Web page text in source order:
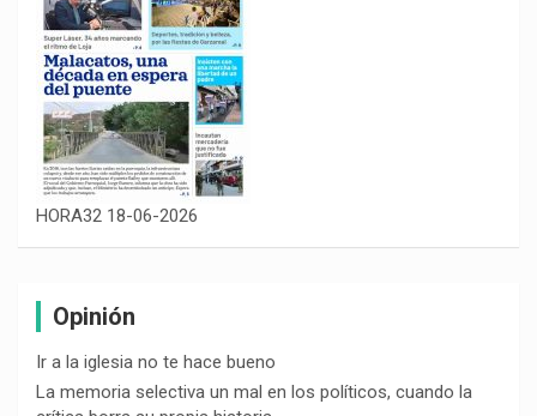
HORA32 18-06-2026
Opinión
Ir a la iglesia no te hace bueno
La memoria selectiva un mal en los políticos, cuando la